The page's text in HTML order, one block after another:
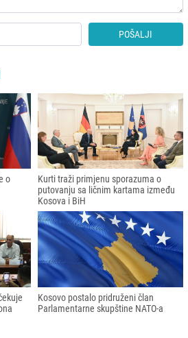
POŠALJI
o
Kurti traži primjenu sporazuma o
putovanju sa ličnim kartama između
Kosova i BiH
Kosovo postalo pridruženi član
Parlamentarne skupštine NATO-a